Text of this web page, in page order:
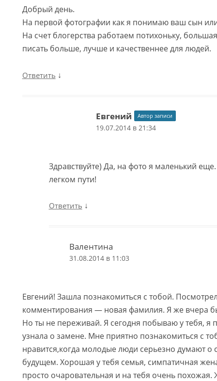
Добрый день.
На первой фотографии как я понимаю ваш сын
На счет блогерства работаем потихоньку,
писать больше, лучше и качественнее для людей.
Ответить ↓
Евгений Автор записи
19.07.2014 в 21:34
Здравствуйте) Да, на фото я маленький
легком пути!
Ответить ↓
Валентина
31.08.2014 в 11:03
Евгений! Зашла познакомиться с тобой.
комментирования — новая фамилия. Я же вчера
Но ты не переживай. Я сегодня побываю у тебя, я
узнала о замене. Мне приятно познакомиться с
нравится,когда молодые люди серьезно думают о
будущем. Хорошая у тебя семья, симпатичная
просто очаровательная и на тебя очень